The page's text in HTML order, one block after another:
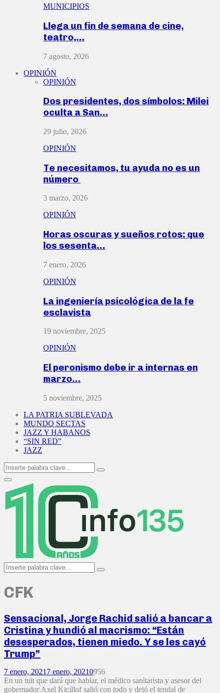
MUNICIPIOS
Llega un fin de semana de cine,
teatro,…
7 agosto, 2026
OPINIÓN
OPINIÓN
Dos presidentes, dos símbolos: Milei
oculta a San…
29 julio, 2026
OPINIÓN
Te necesitamos, tu ayuda no es un
número
3 marzo, 2026
OPINIÓN
Horas oscuras y sueños rotos: que
los sesenta…
7 enero, 2026
OPINIÓN
La ingeniería psicológica de la fe
esclavista
19 noviembre, 2025
OPINIÓN
El peronismo debe ir a internas en
marzo…
5 noviembre, 2025
LA PATRIA SUBLEVADA
MUNDO SECTAS
JAZZ Y HABANOS
“SIN RED”
JAZZ
Search
for:
Search
Primary
Menu
Search
for:
Search
CFK
Sensacional, Jorge Rachid salió a bancar a
Cristina y hundió al macrismo: “Están
desesperados, tienen miedo. Y se les cayó
Trump”
7 enero, 2021 7 enero, 20210956
En un tuit que dará que hablar, el médico sanitarista y asesor del
gobernador Axel Kicillof salió con todo y dejó el tendal de